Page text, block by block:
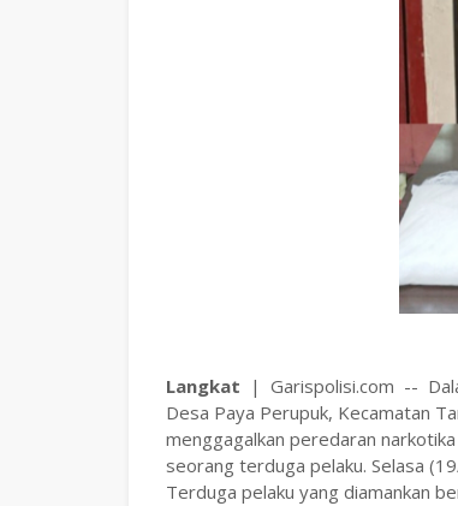
Langkat | Garispolisi.com --
Desa Paya Perupuk, Kecamatan
menggagalkan peredaran
seorang terduga pelaku. Selasa
Terduga pelaku yang diamankan